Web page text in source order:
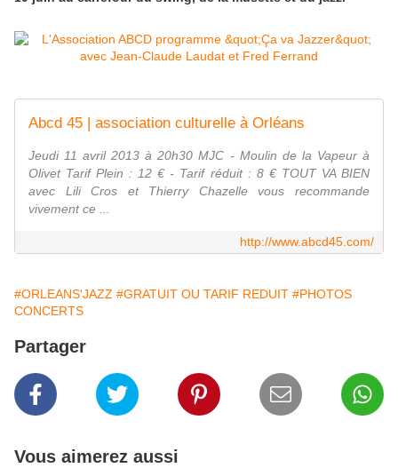
Abcd 45 | association culturelle à Orléans
Jeudi 11 avril 2013 à 20h30 MJC - Moulin de la Vapeur à
Olivet Tarif Plein : 12 € - Tarif réduit : 8 € TOUT VA BIEN
avec Lili Cros et Thierry Chazelle vous recommande
vivement ce ...
http://www.abcd45.com/
#ORLEANS'JAZZ #GRATUIT OU TARIF REDUIT #PHOTOS
CONCERTS
Partager
Vous aimerez aussi